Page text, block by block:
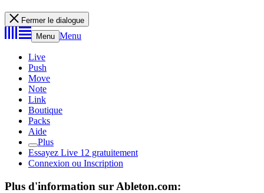
Fermer le dialogue
Menu Menu
Live
Push
Move
Note
Link
Boutique
Packs
Aide
Plus
Essayez Live 12 gratuitement
Connexion ou Inscription
Plus d'information sur Ableton.com: